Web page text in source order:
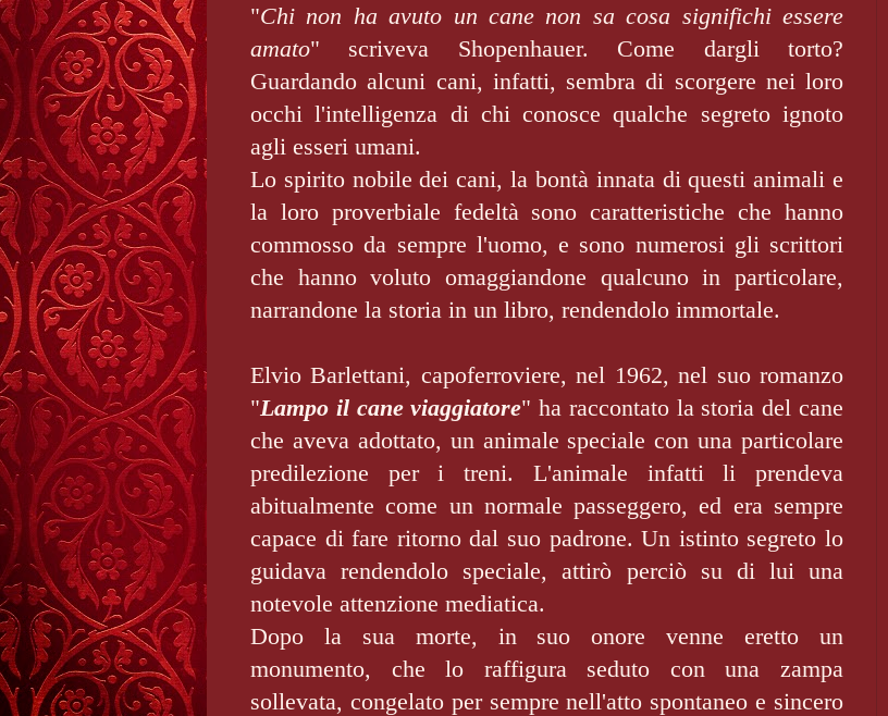
"Chi non ha avuto un cane non sa cosa significhi essere
amato" scriveva Shopenhauer. Come dargli torto?
Guardando alcuni cani, infatti, sembra di scorgere nei loro
occhi l'intelligenza di chi conosce qualche segreto ignoto
agli esseri umani.
Lo spirito nobile dei cani, la bontà innata di questi animali e
la loro proverbiale fedeltà sono caratteristiche che hanno
commosso da sempre l'uomo, e sono numerosi gli scrittori
che hanno voluto omaggiandone qualcuno in particolare,
narrandone la storia in un libro, rendendolo immortale.
Elvio Barlettani, capoferroviere, nel 1962, nel suo romanzo
"Lampo il cane viaggiatore" ha raccontato la storia del cane
che aveva adottato, un animale speciale con una particolare
predilezione per i treni. L'animale infatti li prendeva
abitualmente come un normale passeggero, ed era sempre
capace di fare ritorno dal suo padrone. Un istinto segreto lo
guidava rendendolo speciale, attirò perciò su di lui una
notevole attenzione mediatica.
Dopo la sua morte, in suo onore venne eretto un
monumento, che lo raffigura seduto con una zampa
sollevata, congelato per sempre nell'atto spontaneo e sincero